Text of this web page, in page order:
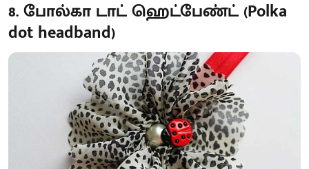
8. போல்கா டாட் ஹெட்பேண்ட் (Polka
dot headband)